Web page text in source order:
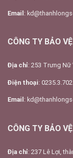
Email:
CÔNG TY BẢO
Địa chỉ: 253 Trưng Nữ
Điện thoại:
Email :
CÔNG TY BẢO
Địa chỉ: 237 Lê Lợi,